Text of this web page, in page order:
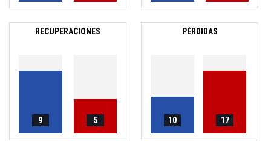
RECUPERACIONES
9 5
PÉRDIDAS
10 17